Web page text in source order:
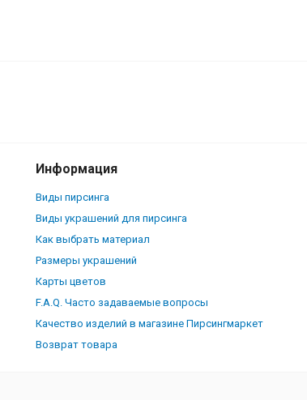
Информация
Виды пирсинга
Виды украшений для пирсинга
Как выбрать материал
Размеры украшений
Карты цветов
F.A.Q. Часто задаваемые вопросы
Качество изделий в магазине Пирсингмаркет
Возврат товара